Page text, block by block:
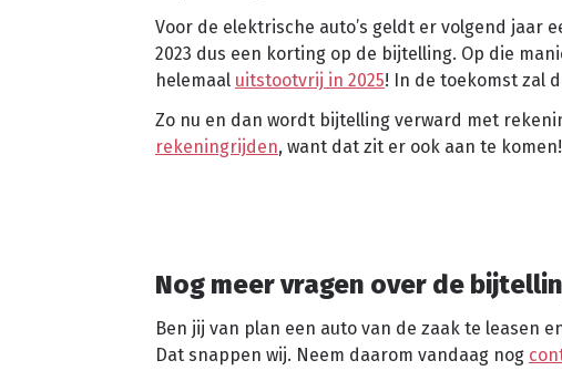
Voor de elektrische auto’s geldt er volgend jaar
2023 dus een korting op de bijtelling. Op die
helemaal uitstootvrij in 2025! In de toekomst zal
Zo nu en dan wordt bijtelling verward met
rekeningrijden, want dat zit er ook aan te komen!
Nog meer vragen over de
Ben jij van plan een auto van de zaak te leasen
Dat snappen wij. Neem daarom vandaag nog